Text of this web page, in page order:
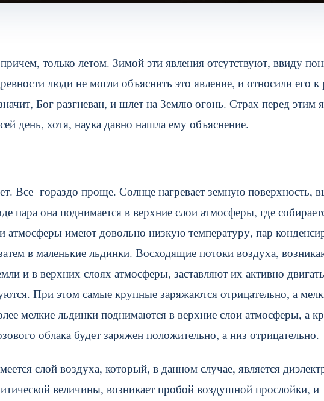
только летом. Зимой эти явления отсутствуют, ввиду
люди не могли объяснить это явление, и относили его к
Бог разгневан, и шлет на Землю огонь. Страх перед этим
день, хотя, наука давно нашла ему объяснение.
Все гораздо проще. Солнце нагревает земную поверхность,
пара она поднимается в верхние слои атмосферы, где
атмосферы имеют довольно низкую температуру, пар
в маленькие льдинки. Восходящие потоки воздуха,
и в верхних слоях атмосферы, заставляют их активно
При этом самые крупные заряжаются отрицательно, а
мелкие льдинки поднимаются в верхние слои атмосферы, а
облака будет заряжен положительно, а низ отрицательно.
слой воздуха, который, в данном случае, является
величины, возникает пробой воздушной прослойки, и